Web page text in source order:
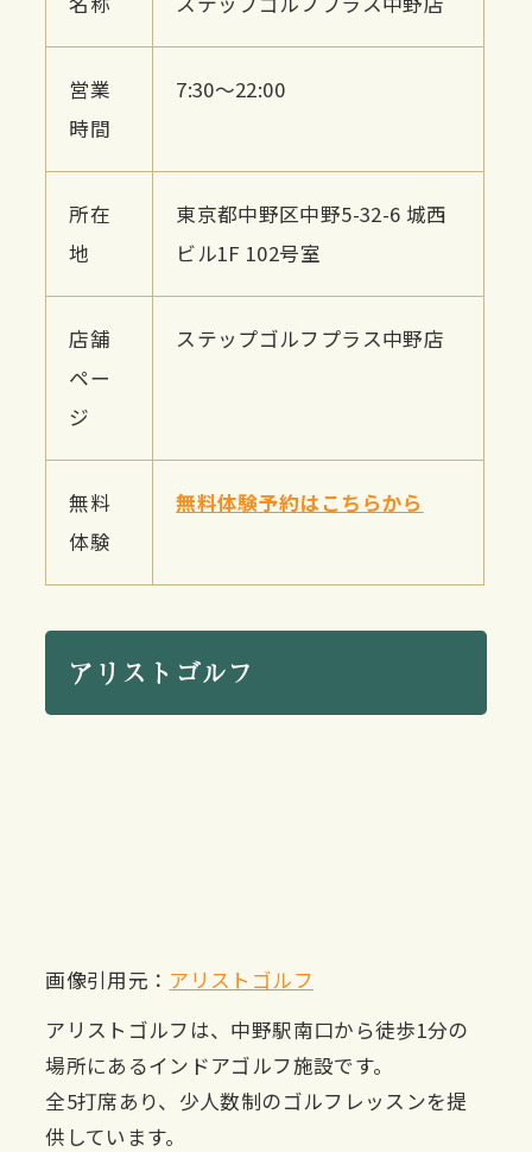
営業
時間
7:30〜22:00
所在
地
東京都中野区中野5-32-6 城西
ビル1F 102号室
店舗
ペー
ジ
ステップゴルフプラス中野店
無料
体験
無料体験予約はこちらから
アリストゴルフ
画像引用元： アリストゴルフ
アリストゴルフは、中野駅南口から徒歩1分の
場所にあるインドアゴルフ施設です。
全5打席あり、少人数制のゴルフレッスンを提
供しています。